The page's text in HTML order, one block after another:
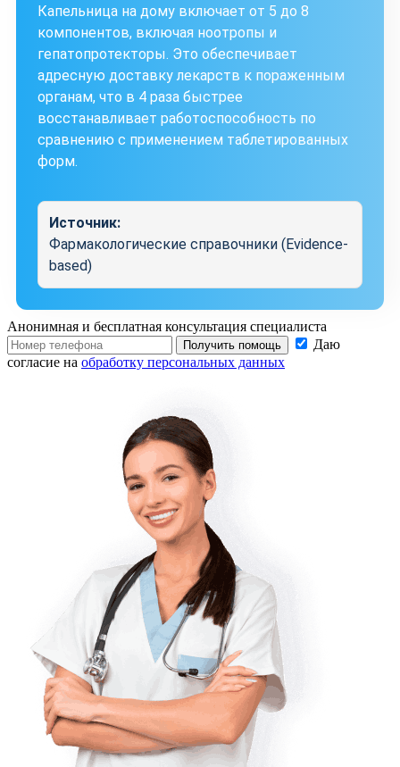
Капельница на дому включает от 5 до 8
компонентов, включая ноотропы и
гепатопротекторы. Это обеспечивает
адресную доставку лекарств к пораженным
органам, что в 4 раза быстрее
восстанавливает работоспособность по
сравнению с применением таблетированных
форм.
Источник:
Фармакологические справочники (Evidence-
based)
Анонимная и бесплатная консультация специалиста
Получить помощь
Даю
согласие на обработку персональных данных